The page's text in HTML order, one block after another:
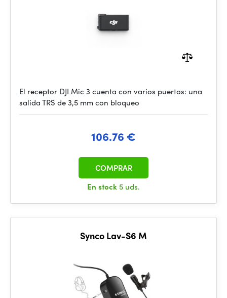
El receptor DJI Mic 3 cuenta con varios puertos: una
salida TRS de 3,5 mm con bloqueo
106.76 €
En stock 5 uds.
COMPRAR
Synco Lav-S6 M